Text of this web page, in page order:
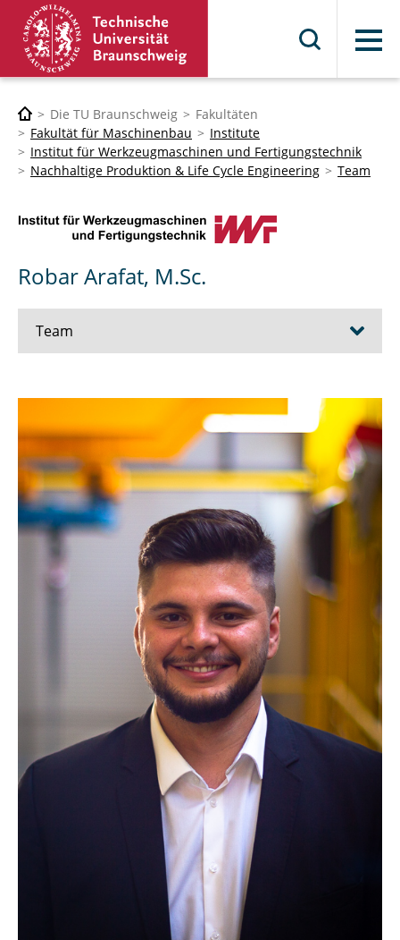
Menü
Die TU Braunschweig
Fakultäten
Fakultät für Maschinenbau
Institute
Institut für Werkzeugmaschinen und Fertigungstechnik
Nachhaltige Produktion & Life Cycle Engineering
Team
Robar Arafat, M.Sc.
Team
Dr.-Ing. Mark Mennenga
Dr.-Ing. Steffen Blömeke
Dr.-Ing. Gabriela Ventura Silva
Anne-Marie Schlake
Siavash Aghaei
Abdur-Rahman Ali
Naomi Sophie Beyer
Kilian Dickel
Zahra Ghazanfarpour